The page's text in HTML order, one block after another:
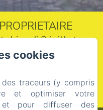
jeudi 2 juillet
avec sa
cookies
traceurs (y compris
et optimiser votre
et pour diffuser des